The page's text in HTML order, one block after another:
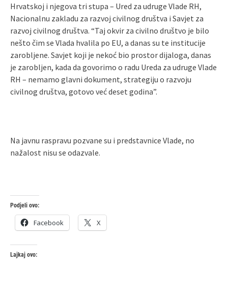
Hrvatskoj i njegova tri stupa – Ured za udruge Vlade RH,
Nacionalnu zakladu za razvoj civilnog društva i Savjet za
razvoj civilnog društva. “Taj okvir za civilno društvo je bilo
nešto čim se Vlada hvalila po EU, a danas su te institucije
zarobljene. Savjet koji je nekoć bio prostor dijaloga, danas
je zarobljen, kada da govorimo o radu Ureda za udruge Vlade
RH – nemamo glavni dokument, strategiju o razvoju
civilnog društva, gotovo već deset godina”.
Na javnu raspravu pozvane su i predstavnice Vlade, no
nažalost nisu se odazvale.
Podjeli ovo:
Facebook X
Lajkaj ovo: